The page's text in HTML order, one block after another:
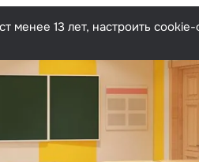
менее 13 лет, настроить